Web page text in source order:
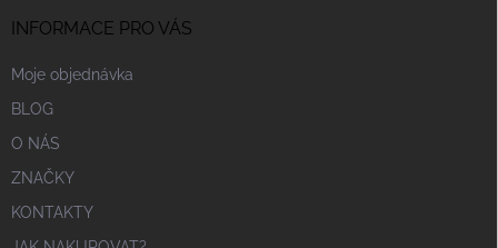
INFORMACE PRO VÁS
Moje objednávka
BLOG
O NÁS
ZNAČKY
KONTAKTY